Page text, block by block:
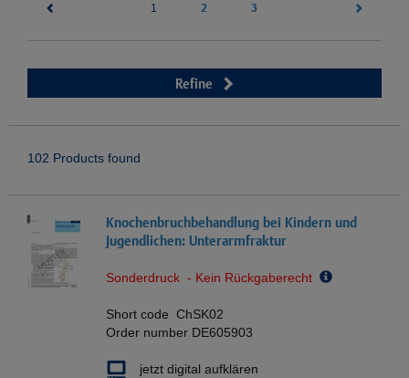
1 2 3
Refine
102 Products found
Knochenbruchbehandlung bei Kindern und
Jugendlichen: Unterarmfraktur
Sonderdruck - Kein Rückgaberecht
Short code ChSK02
Order number DE605903
jetzt digital aufklären